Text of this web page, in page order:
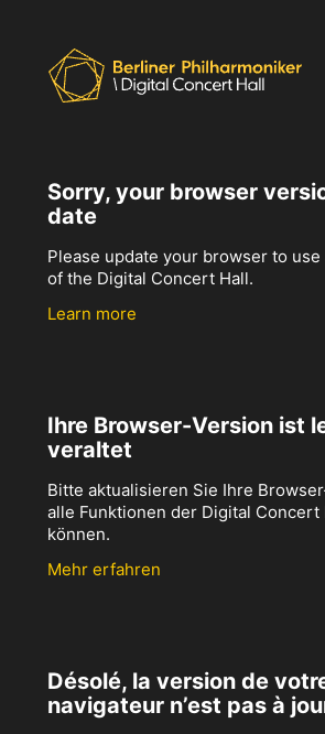
Sorry, your browser
date
Please update your browser to
of the Digital Concert Hall.
Learn more
Ihre Browser-Version ist
veraltet
Bitte aktualisieren Sie Ihre
alle Funktionen der Digital Concert
können.
Mehr erfahren
Désolé, la version de
navigateur n’est pas à